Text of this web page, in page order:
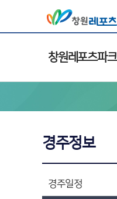
창원레포츠파크
경주정보
경주일정